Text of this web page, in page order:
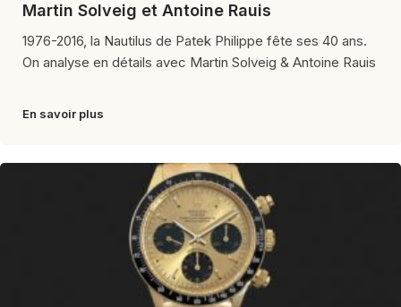
Martin Solveig et Antoine Rauis
1976-2016, la Nautilus de Patek Philippe fête ses 40 ans.
On analyse en détails avec Martin Solveig & Antoine Rauis
En savoir plus